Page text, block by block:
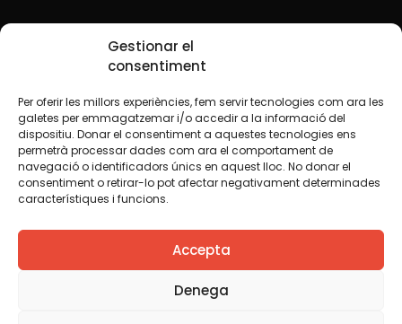
Gestionar el
consentiment
Per oferir les millors experiències, fem servir tecnologies com ara les
galetes per emmagatzemar i/o accedir a la informació del
dispositiu. Donar el consentiment a aquestes tecnologies ens
permetrà processar dades com ara el comportament de
navegació o identificadors únics en aquest lloc. No donar el
consentiment o retirar-lo pot afectar negativament determinades
característiques i funcions.
Accepta
Denega
Xarxes Socials
TWT YTB IG FB IN
Avís legalPolítica de cookies
Creiem que el coneixement s’ha de compartir. Per això
fem servir una llicència Creative Commons, llevat que en
algun material indiquem el contrari. Us animem a copiar,
redistribuir, remesclar o transformar i crear els continguts